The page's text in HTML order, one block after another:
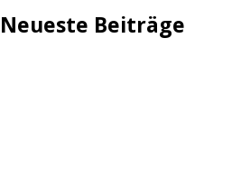
Neueste Beiträge